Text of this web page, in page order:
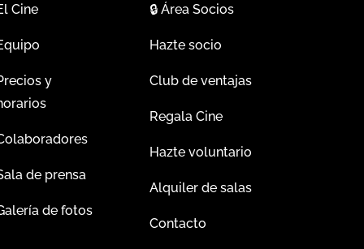
Cine
y
de prensa
de fotos
🔒Área Socios
Hazte socio
Club de ventajas
Regala Cine
Hazte voluntario
Alquiler de salas
Contacto